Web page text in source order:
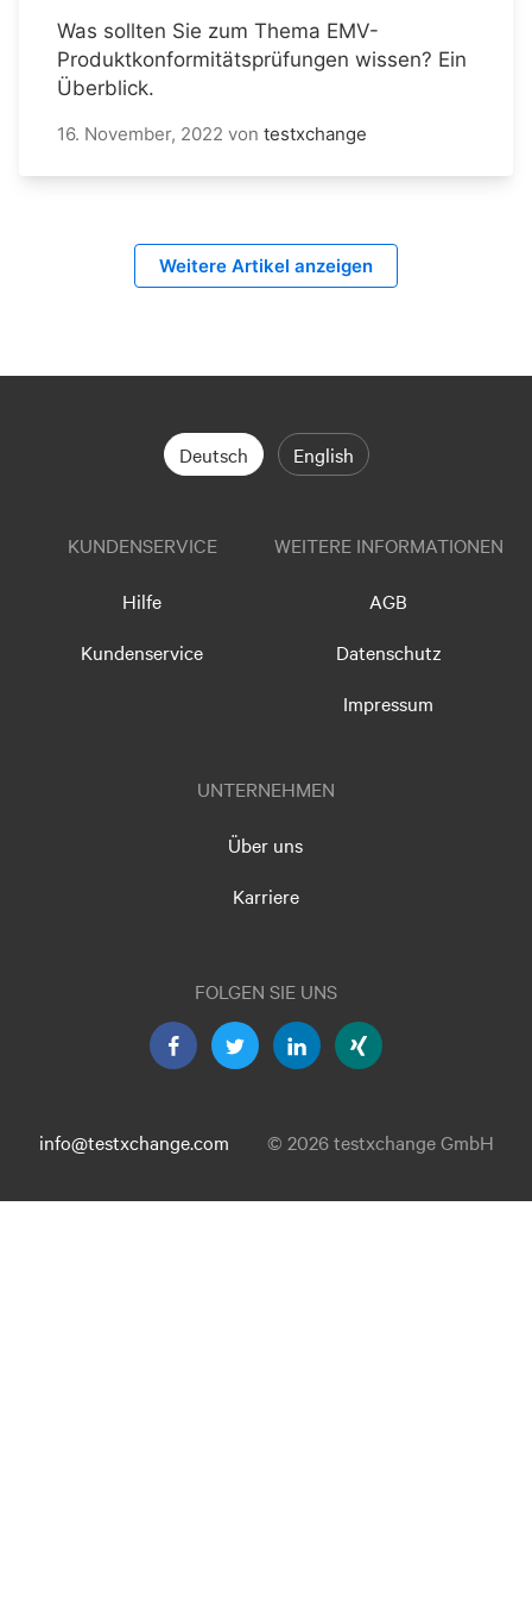
Was sollten Sie zum Thema EMV-
Produktkonformitätsprüfungen wissen? Ein
Überblick.
16. November, 2022 von testxchange
Weitere Artikel anzeigen
Deutsch English
KUNDENSERVICE
Hilfe
Kundenservice
WEITERE INFORMATIONEN
AGB
Datenschutz
Impressum
UNTERNEHMEN
Über uns
Karriere
FOLGEN SIE UNS
info@testxchange.com © 2026 testxchange GmbH